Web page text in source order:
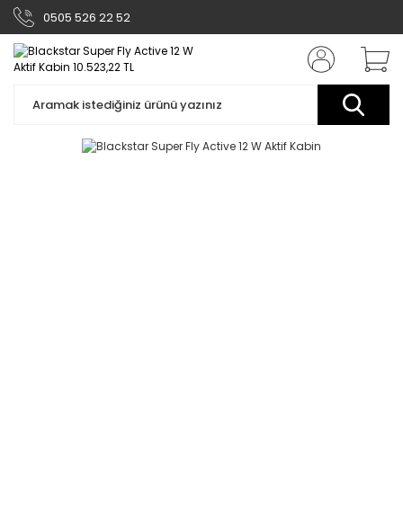
0505 526 22 52